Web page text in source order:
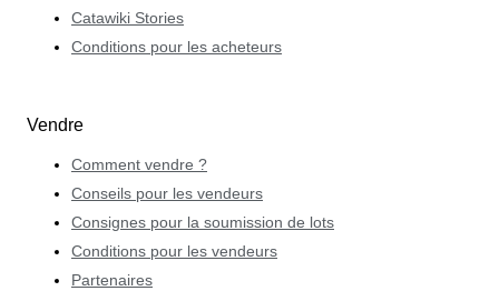
Catawiki Stories
Conditions pour les acheteurs
Vendre
Comment vendre ?
Conseils pour les vendeurs
Consignes pour la soumission de lots
Conditions pour les vendeurs
Partenaires